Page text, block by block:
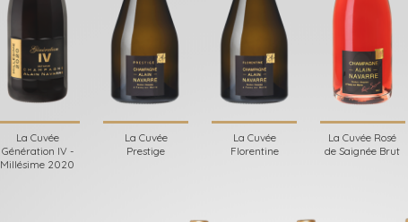
La Cuvée
Génération IV -
Millésime 2020
La Cuvée
Prestige
La Cuvée
Florentine
La Cuvée Rosé
de Saignée Brut